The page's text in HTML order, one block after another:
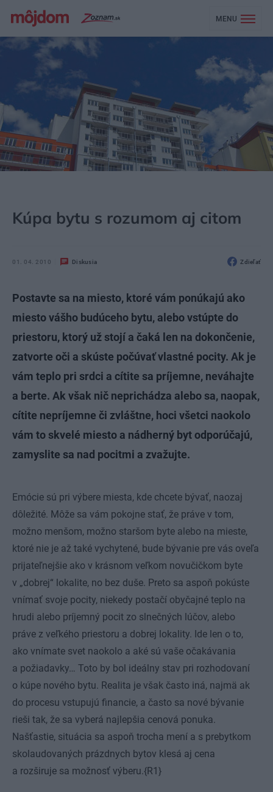
MENU
Kúpa bytu s rozumom aj citom
01. 04. 2010 Diskusia Zdieľať
Postavte sa na miesto, ktoré vám ponúkajú ako
miesto vášho budúceho bytu, alebo vstúpte do
priestoru, ktorý už stojí a čaká len na dokončenie,
zatvorte oči a skúste počúvať vlastné pocity. Ak je
vám teplo pri srdci a cítite sa príjemne, neváhajte
a berte. Ak však nič neprichádza alebo sa, naopak,
cítite nepríjemne či zvláštne, hoci všetci naokolo
vám to skvelé miesto a nádherný byt odporúčajú,
zamyslite sa nad pocitmi a zvažujte.
Emócie sú pri výbere miesta, kde chcete bývať, naozaj
dôležité. Môže sa vám pokojne stať, že práve v tom,
možno menšom, možno staršom byte alebo na mieste,
ktoré nie je až také vychytené, bude bývanie pre vás oveľa
prijateľnejšie ako v krásnom veľkom novučičkom byte
v „dobrej“ lokalite, no bez duše. Preto sa aspoň pokúste
vnímať svoje pocity, niekedy postačí obyčajné teplo na
hrudi alebo príjemný pocit zo slnečných lúčov, alebo
práve z veľkého priestoru a dobrej lokality. Ide len o to,
ako vnímate svet naokolo a aké sú vaše očakávania
a požiadavky… Toto by bol ideálny stav pri rozhodovaní
o kúpe nového bytu. Realita je však často iná, najmä ak
do procesu vstupujú financie, a často sa nové bývanie
rieši tak, že sa vyberá najlepšia cenová ponuka.
Našťastie, situácia sa aspoň trocha mení a s prebytkom
skolaudovaných prázdnych bytov klesá aj cena
a rozširuje sa možnosť výberu.{R1}